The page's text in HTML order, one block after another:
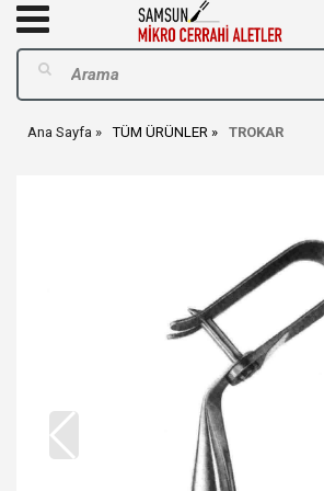
Ana Sayfa TÜM ÜRÜNLER TROKAR